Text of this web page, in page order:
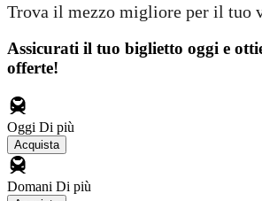
Trova il mezzo migliore per il tuo
Assicurati il ​​tuo biglietto oggi e
offerte!
Oggi Di più
Acquista
Domani Di più